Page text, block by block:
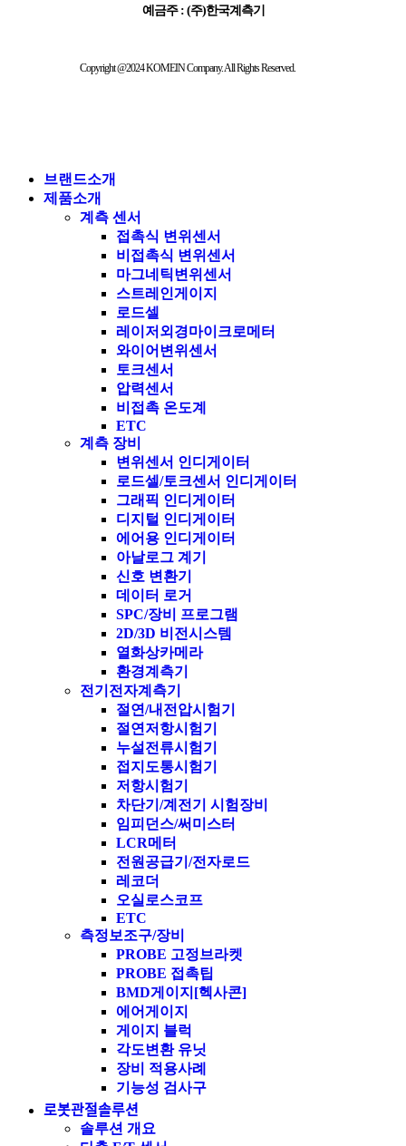
예금주 : (주)한국계측기
Copyright @2024 KOMEIN Company. All Rights Reserved.
브랜드소개
제품소개
계측 센서
접촉식 변위센서
비접촉식 변위센서
마그네틱변위센서
스트레인게이지
로드셀
레이저외경마이크로메터
와이어변위센서
토크센서
압력센서
비접촉 온도계
ETC
계측 장비
변위센서 인디게이터
로드셀/토크센서 인디게이터
그래픽 인디게이터
디지털 인디게이터
에어용 인디게이터
아날로그 계기
신호 변환기
데이터 로거
SPC/장비 프로그램
2D/3D 비전시스템
열화상카메라
환경계측기
전기전자계측기
절연/내전압시험기
절연저항시험기
누설전류시험기
접지도통시험기
저항시험기
차단기/계전기 시험장비
임피던스/써미스터
LCR메터
전원공급기/전자로드
레코더
오실로스코프
ETC
측정보조구/장비
PROBE 고정브라켓
PROBE 접촉팁
BMD게이지[헥사콘]
에어게이지
게이지 블럭
각도변환 유닛
장비 적용사례
기능성 검사구
로봇관절솔루션
솔루션 개요